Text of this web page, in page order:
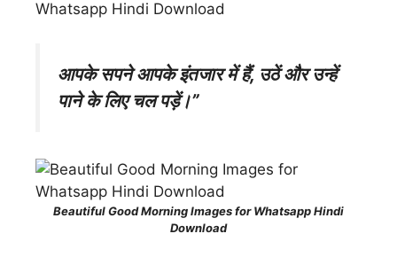
आपके सपने आपके इंतजार में हैं, उठें और उन्हें
पाने के लिए चल पड़ें।”
Beautiful Good Morning Images for Whatsapp Hindi
Download